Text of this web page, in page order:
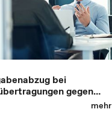
bei
gegen
mehr